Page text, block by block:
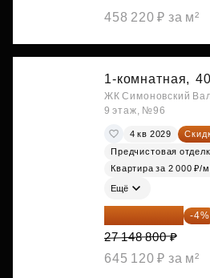
458 220 ₽ за м²
1-комнатная,
ЖК Симоновский
9 этаж, №96
4 кв 2029
Предчистовая
Квартира за 2 000 ₽/
Ещё
26 062 848 ₽ -4%
27 148 800 ₽
645 120 ₽ за м²